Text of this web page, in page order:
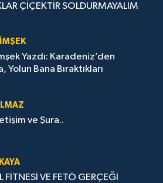
ÇİÇEKTİR SOLDURMAYALIM
Yazdı: Karadeniz’den
Yolun Bana Bıraktıkları
ve Şura..
FİTNESİ VE FETÖ GERÇEĞİ